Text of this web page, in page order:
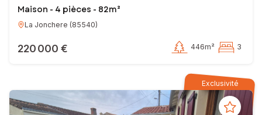
Maison - 4 pièces - 82m²
La Jonchere (85540)
220 000 € 446m² 3
Exclusivité